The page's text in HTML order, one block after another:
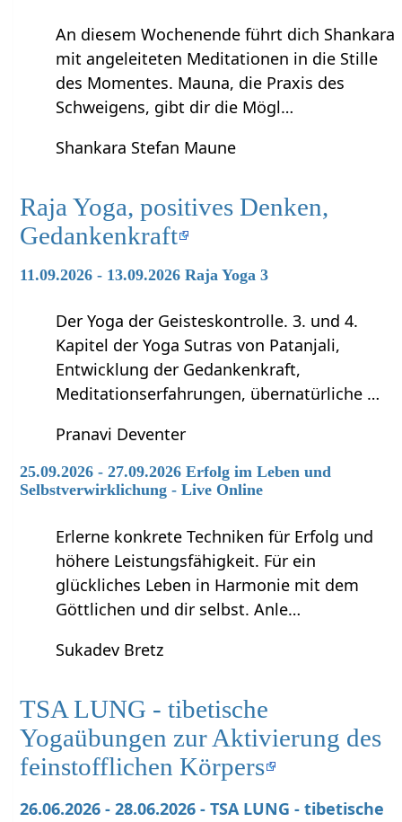
An diesem Wochenende führt dich Shankara
mit angeleiteten Meditationen in die Stille
des Momentes. Mauna, die Praxis des
Schweigens, gibt dir die Mögl…
Shankara Stefan Maune
Raja Yoga, positives Denken,
Gedankenkraft
11.09.2026 - 13.09.2026 Raja Yoga 3
Der Yoga der Geisteskontrolle. 3. und 4.
Kapitel der Yoga Sutras von Patanjali,
Entwicklung der Gedankenkraft,
Meditationserfahrungen, übernatürliche …
Pranavi Deventer
25.09.2026 - 27.09.2026 Erfolg im Leben und
Selbstverwirklichung - Live Online
Erlerne konkrete Techniken für Erfolg und
höhere Leistungsfähigkeit. Für ein
glückliches Leben in Harmonie mit dem
Göttlichen und dir selbst. Anle…
Sukadev Bretz
TSA LUNG - tibetische
Yogaübungen zur Aktivierung des
feinstofflichen Körpers
26.06.2026 - 28.06.2026 - TSA LUNG - tibetische